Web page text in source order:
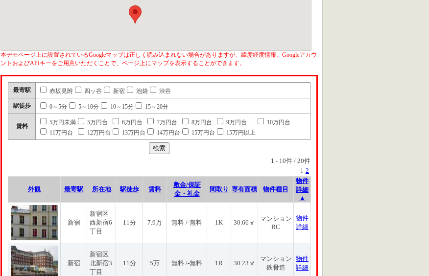
本デモページ上に設置されているGoogleマップは正しく読み込まれない場合がありますが、緯度経度情報、Googleアカウ
ントおよびAPIキーをご用意いただくことで、ページ上にマップを表示することができます。
最寄駅 赤坂見附 四ッ谷 新宿 池袋 渋谷
駅徒歩 0～5分 5～10分 10～15分 15～20分
賃料
5万円未満 5万円台 6万円台 7万円台 8万円台 9万円台
10万円台
11万円台
12万円台 13万円台 14万円台 15万円台 15万円以上
1 - 10件 / 20件
1 2
外観 最寄駅 所在地 駅徒歩 賃料
敷金/保証
金・礼金
間取り 専有面積 物件種目
物件
詳細
▲
新宿
新宿区
西新宿6
丁目
11分 7.9万 無料 /-無料 1K 30.66㎡
マンション
RC
物件
詳細
新宿
新宿区
北新宿3
丁目
11分 5万 無料 /-無料 1R 30.23㎡
マンション
鉄骨造
物件
詳細